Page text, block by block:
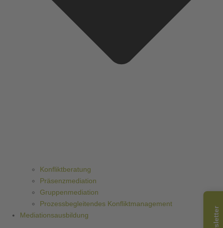
Konfliktberatung
Präsenzmediation
Gruppenmediation
Prozessbegleitendes Konfliktmanagement
Mediationsausbildung